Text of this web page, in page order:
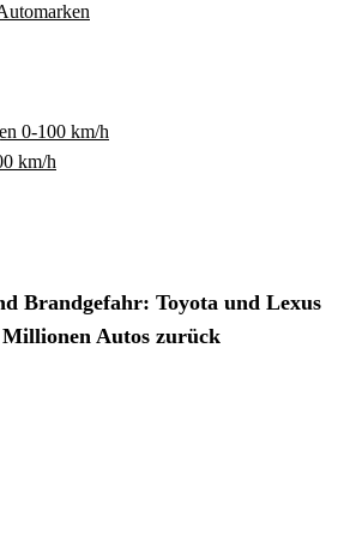
0-100 km/h
km/h
Brandgefahr: Toyota und Lexus
Autos zurück